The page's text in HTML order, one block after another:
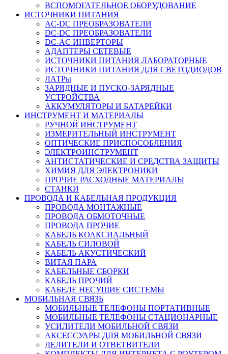
ВСПОМОГАТЕЛЬНОЕ ОБОРУДОВАНИЕ
ИСТОЧНИКИ ПИТАНИЯ
AC-DC ПРЕОБРАЗОВАТЕЛИ
DC-DC ПРЕОБРАЗОВАТЕЛИ
DC-AC ИНВЕРТОРЫ
АДАПТЕРЫ СЕТЕВЫЕ
ИСТОЧНИКИ ПИТАНИЯ ЛАБОРАТОРНЫЕ
ИСТОЧНИКИ ПИТАНИЯ ДЛЯ СВЕТОДИОДОВ
ЛАТРы
ЗАРЯДНЫЕ И ПУСКО-ЗАРЯДНЫЕ
УСТРОЙСТВА
АККУМУЛЯТОРЫ И БАТАРЕЙКИ
ИНСТРУМЕНТ И МАТЕРИАЛЫ
РУЧНОЙ ИНСТРУМЕНТ
ИЗМЕРИТЕЛЬНЫЙ ИНСТРУМЕНТ
ОПТИЧЕСКИЕ ПРИСПОСОБЛЕНИЯ
ЭЛЕКТРОИНСТРУМЕНТ
АНТИСТАТИЧЕСКИЕ И СРЕДСТВА ЗАЩИТЫ
ХИМИЯ ДЛЯ ЭЛЕКТРОНИКИ
ПРОЧИЕ РАСХОДНЫЕ МАТЕРИАЛЫ
СТАНКИ
ПРОВОДА И КАБЕЛЬНАЯ ПРОДУКЦИЯ
ПРОВОДА МОНТАЖНЫЕ
ПРОВОДА ОБМОТОЧНЫЕ
ПРОВОДА ПРОЧИЕ
КАБЕЛЬ КОАКСИАЛЬНЫЙ
КАБЕЛЬ СИЛОВОЙ
КАБЕЛЬ АКУСТИЧЕСКИЙ
ВИТАЯ ПАРА
КАБЕЛЬНЫЕ СБОРКИ
КАБЕЛЬ ПРОЧИЙ
КАБЕЛЕ НЕСУЩИЕ СИСТЕМЫ
МОБИЛЬНАЯ СВЯЗЬ
МОБИЛЬНЫЕ ТЕЛЕФОНЫ ПОРТАТИВНЫЕ
МОБИЛЬНЫЕ ТЕЛЕФОНЫ СТАЦИОНАРНЫЕ
УСИЛИТЕЛИ МОБИЛЬНОЙ СВЯЗИ
АКСЕССУАРЫ ДЛЯ МОБИЛЬНОЙ СВЯЗИ
ДЕЛИТЕЛИ И ОТВЕТВИТЕЛИ